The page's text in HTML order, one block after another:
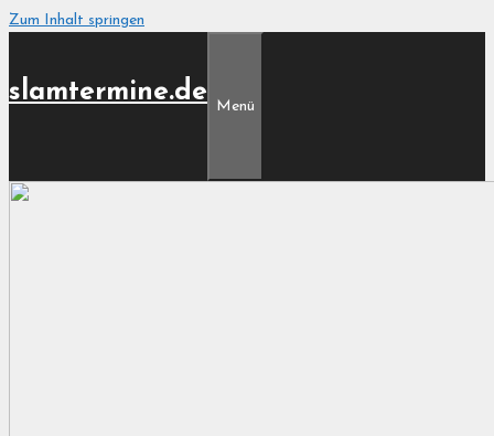
Zum Inhalt springen
slamtermine.de
Menü